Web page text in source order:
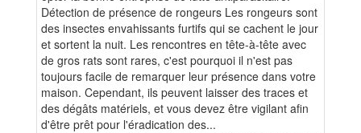
Détection de présence de rongeurs Les rongeurs sont
des insectes envahissants furtifs qui se cachent le jour
et sortent la nuit. Les rencontres en tête-à-tête avec
de gros rats sont rares, c'est pourquoi il n'est pas
toujours facile de remarquer leur présence dans votre
maison. Cependant, ils peuvent laisser des traces et
des dégâts matériels, et vous devez être vigilant afin
d'être prêt pour l'éradication des...